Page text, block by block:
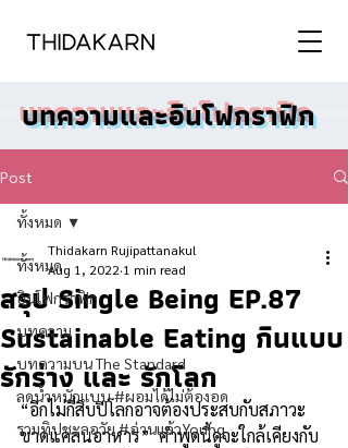
บทความและอินโฟกราฟิก
Post
ทั้งหมด
อินโฟกราฟิก
บทความ
บทความบน The Standard
ลดน้ำหนักแบบ #ผอมได้ไม่ต้องอด
รวมทิปชะลอวัย #อ่านแล้วYoung
ทั้งหมด
สรุป Single Being EP.87
Sustainable Eating กินแบบ
รักร่าง และ รักโลก
Thidakarn Rujipattanakul
Aug 1, 2022 1 min read
“อีกไม่กี่สิบปีโลกอาจต้องประสบกับสภาวะ
ขาดแคลนอาหาร”  คำพูดนี้ดูจะใกล้เคียงกับ